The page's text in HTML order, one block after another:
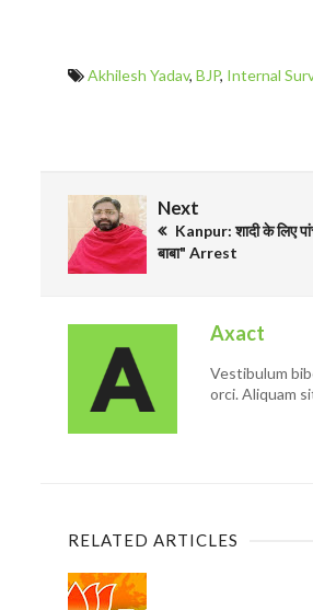
Akhilesh Yadav, BJP, Internal
Next
Kanpur: शादी के लिए
बाबा" Arrest
Axact
Vestibulum
orci. Aliquam
RELATED ARTICLES